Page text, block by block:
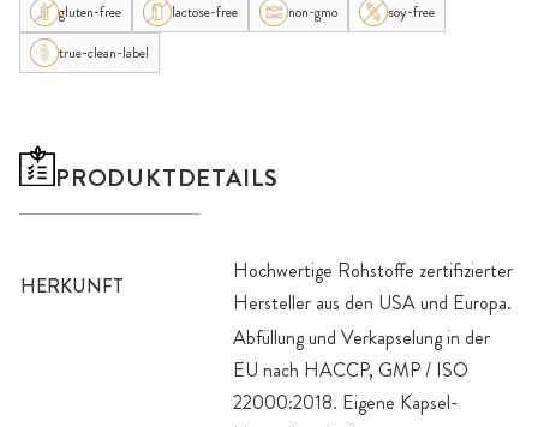
gluten-free
lactose-free non-gmo
soy-free
true-clean-label
PRODUKTDETAILS
HERKUNFT
Hochwertige Rohstoffe zertifizierter
Hersteller aus den USA und Europa.
Abfüllung und Verkapselung in der
EU nach HACCP, GMP / ISO
22000:2018. Eigene Kapsel-